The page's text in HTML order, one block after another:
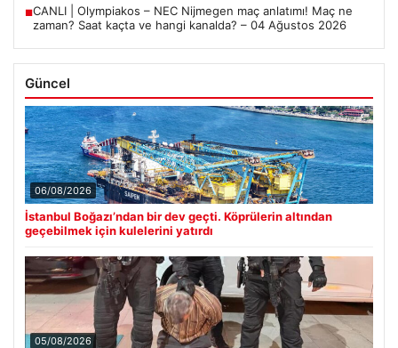
■CANLI | Olympiakos – NEC Nijmegen maç anlatımı! Maç ne
zaman? Saat kaçta ve hangi kanalda? – 04 Ağustos 2026
Güncel
06/08/2026
İstanbul Boğazı’ndan bir dev geçti. Köprülerin altından
geçebilmek için kulelerini yatırdı
05/08/2026